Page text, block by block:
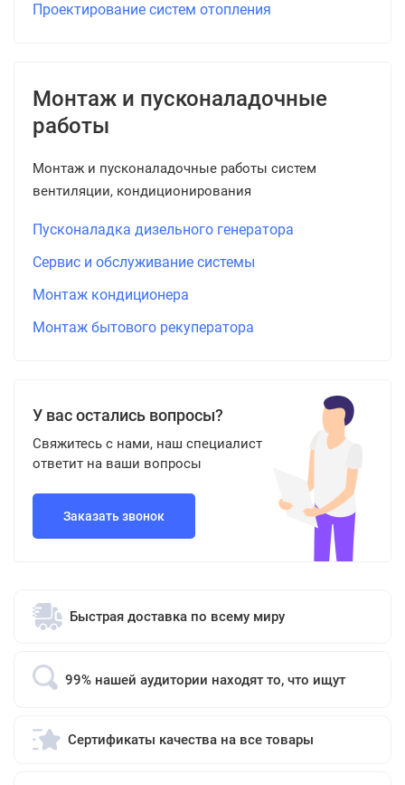
Проектирование систем отопления
Монтаж и пусконаладочные
работы
Монтаж и пусконаладочные работы систем
вентиляции, кондиционирования
Пусконаладка дизельного генератора
Сервис и обслуживание системы
Монтаж кондиционера
Монтаж бытового рекуператора
У вас остались вопросы?
Свяжитесь с нами, наш специалист
ответит на ваши вопросы
Заказать звонок
Быстрая доставка по всему миру
99% нашей аудитории находят то, что ищут
Сертификаты качества на все товары